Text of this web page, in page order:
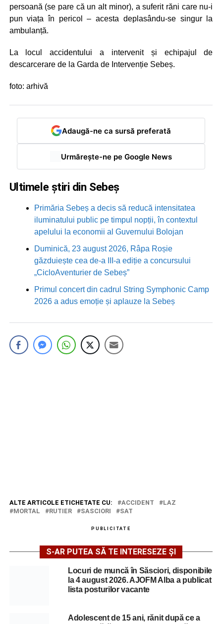
persoană (se pare că un alt minor), a suferit răni care nu-i
pun viața în pericol – acesta deplasându-se singur la
ambulanță.
La locul accidentului a intervenit și echipajul de
descarcerare de la Garda de Intervenție Sebeș.
foto: arhivă
Adaugă-ne ca sursă preferată
Urmărește-ne pe Google News
Ultimele știri din Sebeș
Primăria Sebeș a decis să reducă intensitatea
iluminatului public pe timpul nopții, în contextul
apelului la economii al Guvernului Bolojan
Duminică, 23 august 2026, Râpa Roșie
găzduiește cea de-a III-a ediție a concursului
„CicloAventurier de Sebeș”
Primul concert din cadrul String Symphonic Camp
2026 a adus emoție și aplauze la Sebeș
ALTE ARTICOLE ETICHETATE CU: ACCIDENT
LAZ
MORTAL
RUTIER SASCIORI SAT
PUBLICITATE
S-AR PUTEA SĂ TE INTERESEZE ȘI
Locuri de muncă în Săsciori, disponibile
la 4 august 2026. AJOFM Alba a publicat
lista posturilor vacante
Adolescent de 15 ani, rănit după ce a